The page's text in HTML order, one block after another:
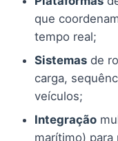
que
tempo real;
Sistemas de
carga,
veículos;
Integração
marítimo)